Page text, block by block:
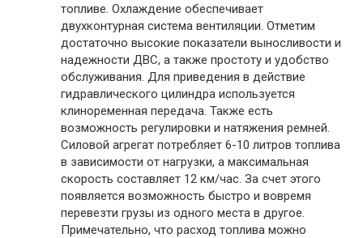
топливе. Охлаждение обеспечивает
двухконтурная система вентиляции. Отметим
достаточно высокие показатели выносливости и
надежности ДВС, а также простоту и удобство
обслуживания. Для приведения в действие
гидравлического цилиндра используется
клиноременная передача. Также есть
возможность регулировки и натяжения ремней.
Силовой агрегат потребляет 6-10 литров топлива
в зависимости от нагрузки, а максимальная
скорость составляет 12 км/час. За счет этого
появляется возможность быстро и вовремя
перевезти грузы из одного места в другое.
Примечательно, что расход топлива можно